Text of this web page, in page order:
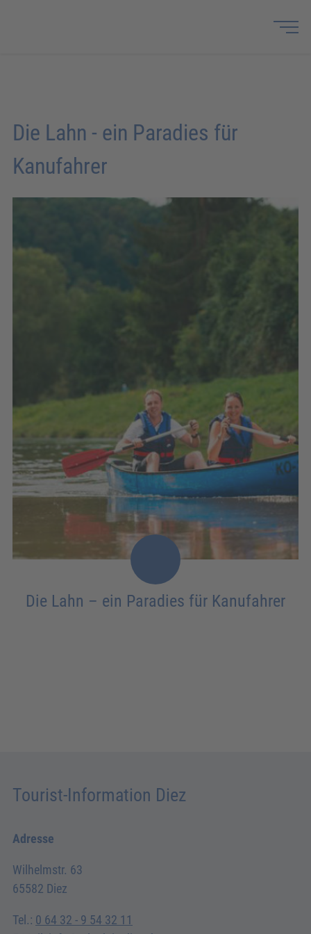
Die Lahn - ein Paradies für
Kanufahrer
Die Lahn – ein Paradies für Kanufahrer
Tourist-Information Diez
Adresse
Wilhelmstr. 63
65582 Diez
Tel.: 0 64 32 - 9 54 32 11